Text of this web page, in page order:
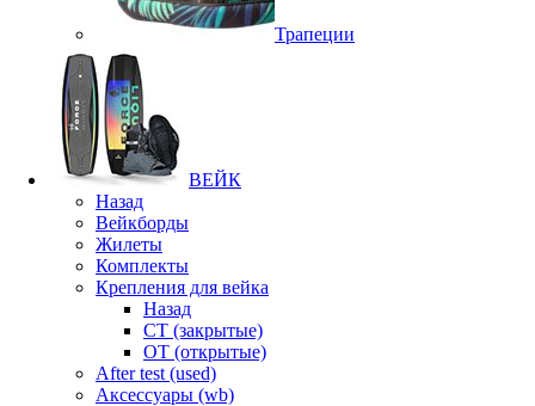
Трапеции
ВЕЙК
Назад
Вейкборды
Жилеты
Комплекты
Крепления для вейка
Назад
CT (закрытые)
OT (открытые)
After test (used)
Аксессуары (wb)